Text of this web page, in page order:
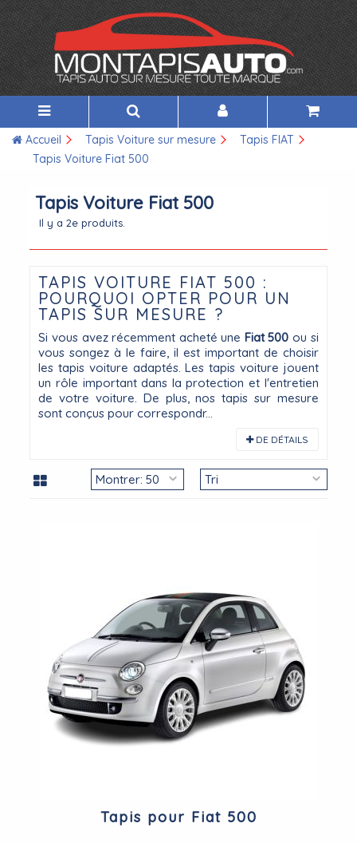
Accueil Tapis Voiture sur mesure
Tapis FIAT
Tapis Voiture Fiat 500
Tapis Voiture Fiat 500
Il y a 2e produits.
TAPIS VOITURE FIAT 500 :
POURQUOI OPTER POUR UN
TAPIS SUR MESURE ?
Si vous avez récemment acheté une Fiat 500 ou si
vous songez à le faire, il est important de choisir
les tapis voiture adaptés. Les tapis voiture jouent
un rôle important dans la protection et l'entretien
de votre voiture. De plus, nos tapis sur mesure
sont conçus pour correspondr...
DE DÉTAILS
Tapis pour Fiat 500